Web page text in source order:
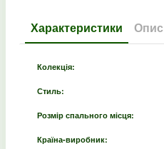
Характеристики Опис
Колекція:
Стиль:
Розмір спального місця:
Країна-виробник: